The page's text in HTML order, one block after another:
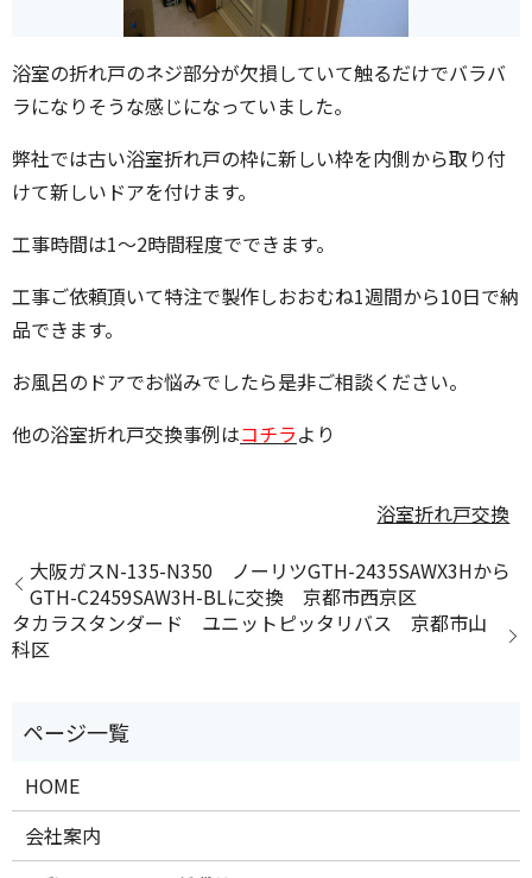
浴室の折れ戸のネジ部分が欠損していて触るだけでバラバ
ラになりそうな感じになっていました。
弊社では古い浴室折れ戸の枠に新しい枠を内側から取り付
けて新しいドアを付けます。
工事時間は1～2時間程度でできます。
工事ご依頼頂いて特注で製作しおおむね1週間から10日で納
品できます。
お風呂のドアでお悩みでしたら是非ご相談ください。
他の浴室折れ戸交換事例はコチラより
浴室折れ戸交換
大阪ガスN-135-N350 ノーリツGTH-2435SAWX3Hから
GTH-C2459SAW3H-BLに交換 京都市西京区
タカラスタンダード ユニットピッタリバス 京都市山
科区
HOME
会社案内